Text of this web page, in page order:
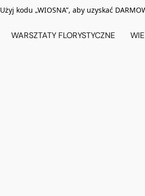
Użyj kodu „WIOSNA”, aby uzyskać
WARSZTATY FLORYSTYCZNE